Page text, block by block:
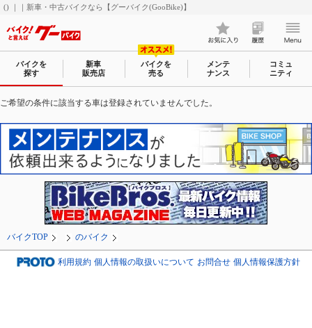
() ｜｜新車・中古バイクなら【グーバイク(GooBike)】
バイクを
探す
新車
販売店
バイクを
売る
メンテ
ナンス
コミュ
ニティ
ご希望の条件に該当する車は登録されていませんでした。
バイクTOP のバイク
利用規約 個人情報の取扱いについて お問合せ 個人情報保護方針